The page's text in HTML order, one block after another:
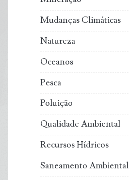
Mudanças Climáticas
Natureza
Oceanos
Pesca
Poluição
Qualidade Ambiental
Recursos Hídricos
Saneamento Ambiental